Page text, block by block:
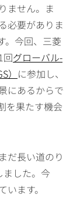
ません。ま
必要がありま
。今回、三菱
回グローバル-
に参加し、
にあるからで
を果たす機会
だ長い道のり
した。今
ます。